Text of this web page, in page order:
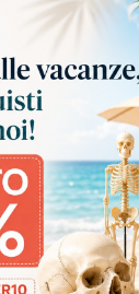
AL
Cranio